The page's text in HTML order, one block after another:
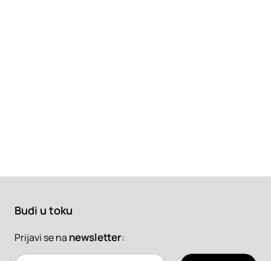
Budi u toku
Prijavi se na newsletter: